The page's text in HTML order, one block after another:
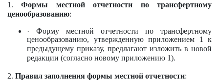
1.Формы местной отчетности по трансфертному
ценообразованию:
· Форму местной отчетности по трансфертному
ценообразованию, утвержденную приложением 1 к
предыдущему приказу, предлагают изложить в новой
редакции (согласно новому приложению 1).
2. Правил заполнения формы местной отчетности: